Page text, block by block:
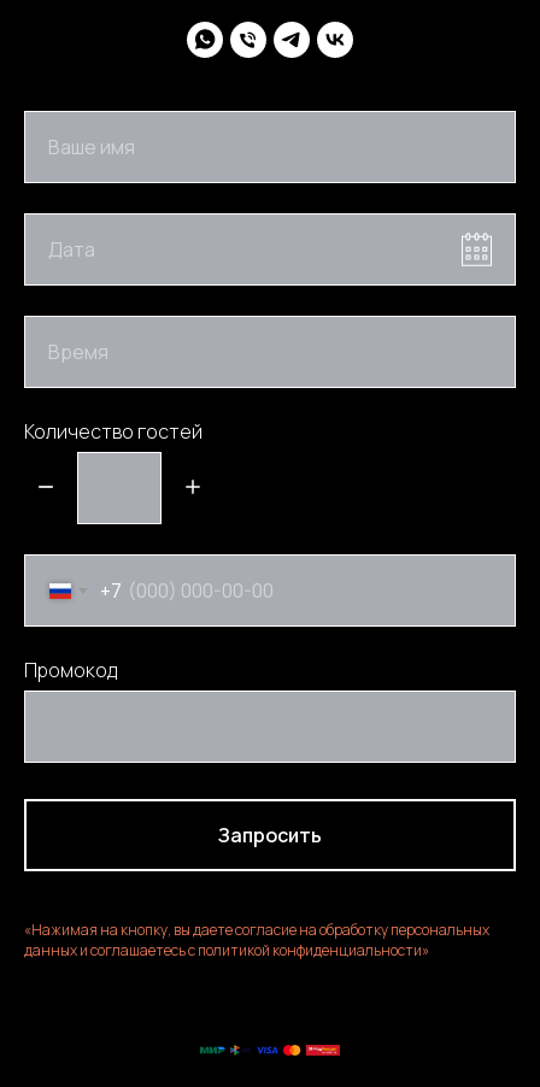
Ваше имя
Дата
Время
Количество гостей
+7
Промокод
Запросить
«Нажимая на кнопку, вы даете согласие на обработку персональных
данных и соглашаетесь c политикой конфиденциальности»